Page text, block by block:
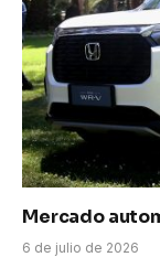
Mercado
6 de julio de 2026